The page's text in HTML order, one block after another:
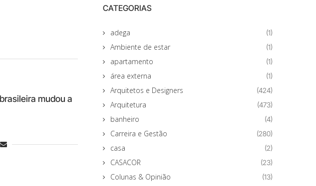
mudou a
CATEGORIAS
adega (1)
Ambiente de estar (1)
apartamento (1)
área externa (1)
Arquitetos e Designers (424)
Arquitetura (473)
banheiro (4)
Carreira e Gestão (280)
casa (2)
CASACOR (23)
Colunas & Opinião (13)